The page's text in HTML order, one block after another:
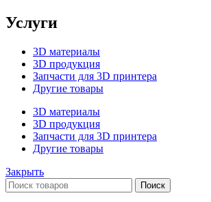
Услуги
3D материалы
3D продукция
Запчасти для 3D принтера
Другие товары
3D материалы
3D продукция
Запчасти для 3D принтера
Другие товары
Закрыть
Поиск